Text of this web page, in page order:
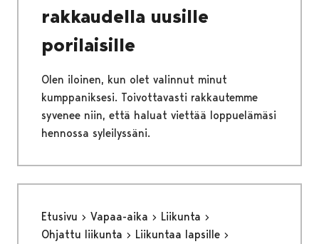
rakkaudella uusille
porilaisille
Olen iloinen, kun olet valinnut minut
kumppaniksesi. Toivottavasti rakkautemme
syvenee niin, että haluat viettää loppuelämäsi
hennossa syleilyssäni.
Etusivu Vapaa-aika
Liikunta
Ohjattu liikunta
Liikuntaa lapsille